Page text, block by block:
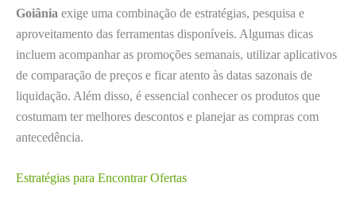
Goiânia exige uma combinação de estratégias, pesquisa e
aproveitamento das ferramentas disponíveis. Algumas dicas
incluem acompanhar as promoções semanais, utilizar aplicativos
de comparação de preços e ficar atento às datas sazonais de
liquidação. Além disso, é essencial conhecer os produtos que
costumam ter melhores descontos e planejar as compras com
antecedência.
Estratégias para Encontrar Ofertas